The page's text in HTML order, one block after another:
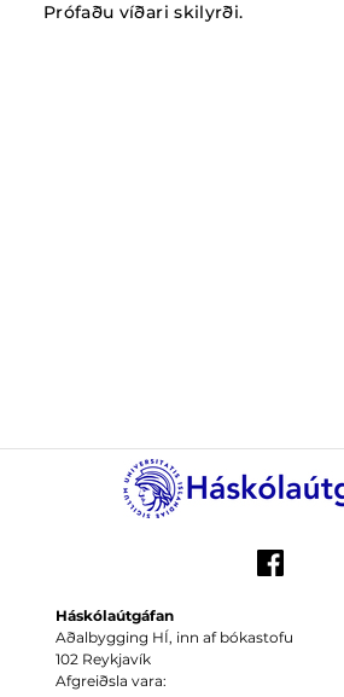
Prófaðu víðari skilyrði.
Háskólaútgáfan
Aðalbygging HÍ, inn af bókastofu
102 Reykjavík
Afgreiðsla vara: